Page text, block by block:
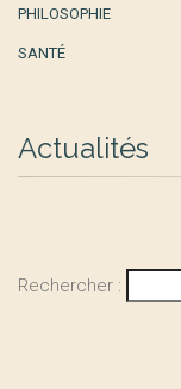
PHILOSOPHIE
SANTÉ
Actualités
Rechercher :